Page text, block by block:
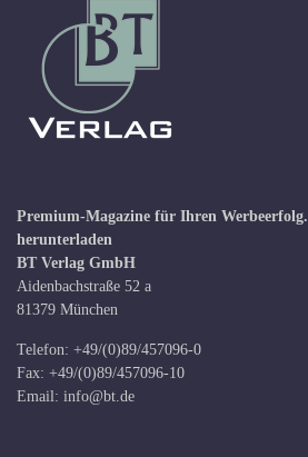
Premium-Magazine für Ihren Werbeerfolg.
herunterladen
BT Verlag GmbH
Aidenbachstraße 52 a
81379 München
Telefon: +49/(0)89/457096-0
Fax: +49/(0)89/457096-10
Email: info@bt.de